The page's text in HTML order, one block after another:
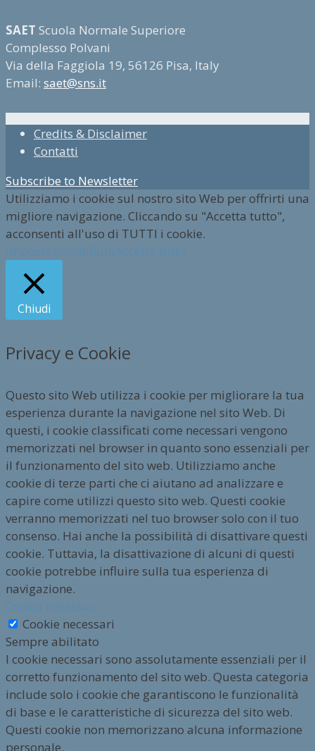
SAET Scuola Normale Superiore
Complesso Polvani
Via della Faggiola 19, 56126 Pisa, Italy
Email: saet@sns.it
Credits & Disclaimer
Contatti
Subscribe to Newsletter
Utilizziamo i cookie sul nostro sito Web per offrirti una
migliore navigazione. Cliccando su "Accetta tutto",
acconsenti all'uso di TUTTI i cookie.
Chiudi
Privacy e Cookie
Questo sito Web utilizza i cookie per migliorare la tua
esperienza durante la navigazione nel sito Web. Di
questi, i cookie classificati come necessari vengono
memorizzati nel browser in quanto sono essenziali per
il funzionamento del sito web. Utilizziamo anche
cookie di terze parti che ci aiutano ad analizzare e
capire come utilizzi questo sito web. Questi cookie
verranno memorizzati nel tuo browser solo con il tuo
consenso. Hai anche la possibilità di disattivare questi
cookie. Tuttavia, la disattivazione di alcuni di questi
cookie potrebbe influire sulla tua esperienza di
navigazione.
Cookie necessari
Sempre abilitato
I cookie necessari sono assolutamente essenziali per il
corretto funzionamento del sito web. Questa categoria
include solo i cookie che garantiscono le funzionalità
di base e le caratteristiche di sicurezza del sito web.
Questi cookie non memorizzano alcuna informazione
personale.